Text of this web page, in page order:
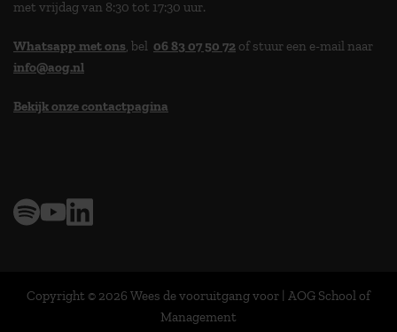
met vrijdag van 8:30 tot 17:30 uur.
Whatsapp met ons, bel 06 83 07 50 72 of stuur een e-mail naar
info@aog.nl
Bekijk onze contactpagina
Copyright © 2026 Wees de vooruitgang voor | AOG School of
Management